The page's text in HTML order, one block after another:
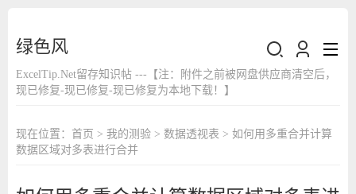
绿色风
ExcelTip.Net留存知识帖 ---【注：附件之前被网盘供应商清空后，
现已修复-现已修复-现已修复为本地下载！】
现在位置： 首页 > 我的测验 > 数据透视表 > 如何用多重合并计算
数据区域对多表进行合并